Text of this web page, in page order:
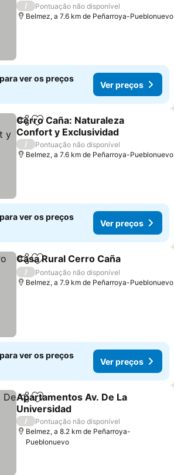
/
Pontuação não disponível
Belmez, a 7.6 km de Peñarroya-Pueblonuevo
ver os preços
Ver preços
PartilharAdicionar aos favoritos
Cerro Caña: Naturaleza
Confort y Exclusividad
/
Pontuação não disponível
Belmez, a 7.6 km de Peñarroya-Pueblonuevo
ver os preços
Ver preços
PartilharAdicionar aos favoritos
Casa Rural Cerro Caña
/
Pontuação não disponível
Belmez, a 7.9 km de Peñarroya-Pueblonuevo
ver os preços
Ver preços
PartilharAdicionar aos favoritos
Apartamentos Av. De La
Universidad
/
Pontuação não disponível
Belmez, a 8.2 km de Peñarroya-
Pueblonuevo